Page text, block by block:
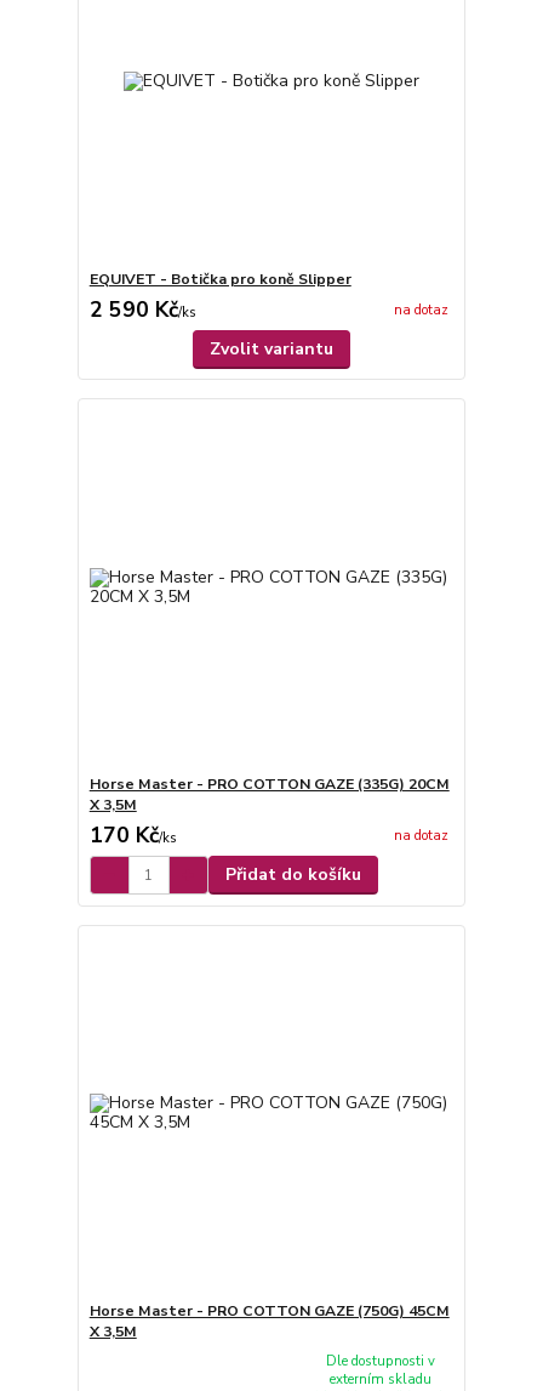
EQUIVET - Botička pro koně Slipper
2 590 Kč/ks na dotaz
Zvolit variantu
Horse Master - PRO COTTON GAZE (335G) 20CM
X 3,5M
170 Kč/ks na dotaz
Přidat do košíku
Horse Master - PRO COTTON GAZE (750G) 45CM
X 3,5M
Dle dostupnosti v
externím skladu